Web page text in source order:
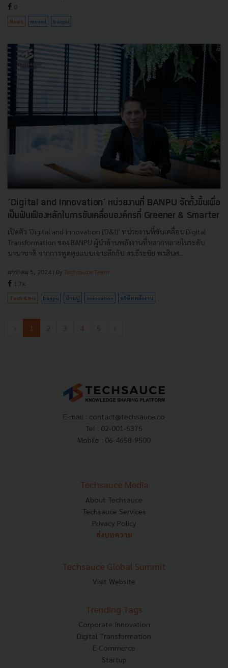
0
News muvmi banpu
‘Digital and Innovation’ หน่วยงานที่ BANPU จัดตั้งขึ้นเพื่อ
เป็นฟันเฟืองหลักในการขับเคลื่อนองค์กรที่ Greener & Smarter
เปิดตัว 'Digital and Innovation (D&I)' หน่วยงานที่ขับเคลื่อน Digital
Transformation ของ BANPU ผู้นำด้านพลังงานที่หลากหลายในระดับ
นานาชาติ จากการพูดคุยแบบเจาะลึกกับ ดร.ธีระชัย พรสินศ...
มกราคม 5, 2024 | By Techsauce Team
1.7k
Tech & Biz banpu บ้านปู innovation บริษัทพลังงาน
‹ 1 2 3 4 5 ›
E-mail : contact@techsauce.co
Tel : 02-001-5375
Mobile : 06-4658-9500
Techsauce Media
About Techsauce
Techsauce Services
Privacy Policy
ส่งบทความ
Techsauce Global Summit
Visit Website
Trending Tags
Corporate Innovation
Digital Transformation
E-Commerce
Startup